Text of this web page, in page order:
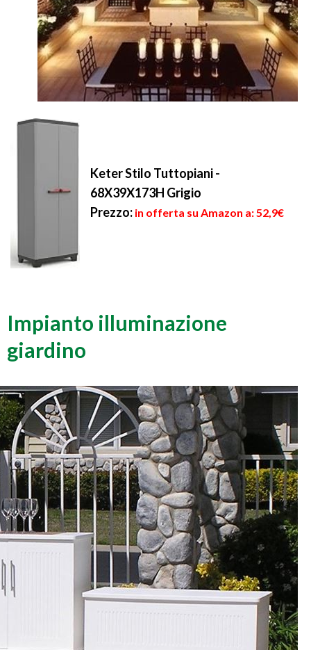
Keter Stilo Tuttopiani -
68X39X173H Grigio
Prezzo: in offerta su Amazon a: 52,9€
Impianto illuminazione
giardino